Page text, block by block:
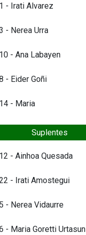
1 - Irati Alvarez
- Nerea Urra
10 - Ana Labayen
- Eider Goñi
14 - Maria
Suplentes
12 - Ainhoa Quesada
- Irati Amostegui
5 - Nerea Vidaurre
- Maria Goretti Urtasun